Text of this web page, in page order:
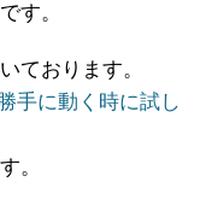
す。
ております。
手に動く時に試し
。